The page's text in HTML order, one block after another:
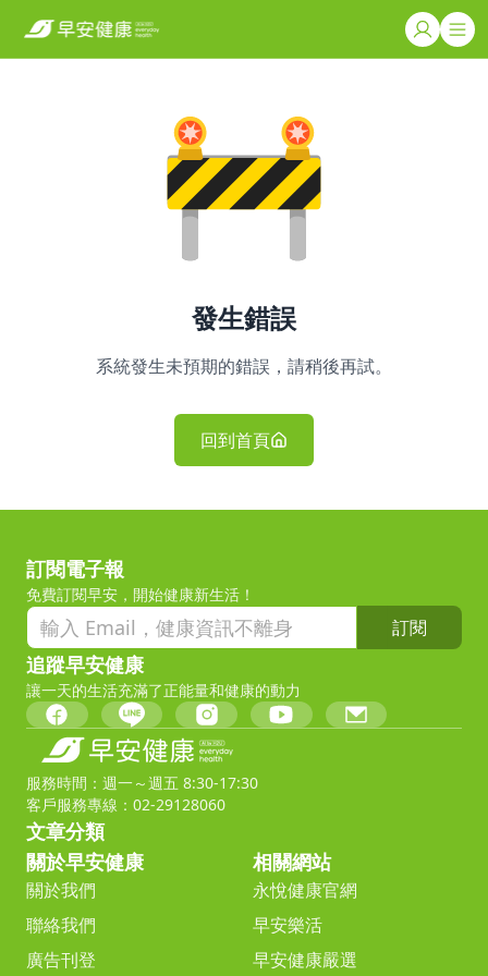
發生錯誤
系統發生未預期的錯誤，請稍後再試。
回到首頁
訂閱電子報
免費訂閱早安，開始健康新生活！
訂閱
追蹤早安健康
讓一天的生活充滿了正能量和健康的動力
服務時間：週一～週五 8:30-17:30
客戶服務專線：02-29128060
文章分類
關於早安健康
關於我們
聯絡我們
廣告刊登
相關網站
永悅健康官網
早安樂活
早安健康嚴選